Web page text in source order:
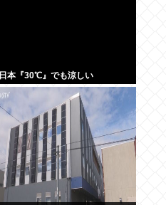
日本『30℃』でも涼しい